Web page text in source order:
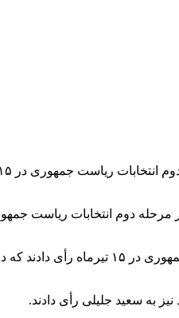
مردم استان اردبیل در مرحله دوم
وی گفت: واجدین شرایط در استان اردبیل یک میلیون و ۴۲ هزار نفر بودند که از این